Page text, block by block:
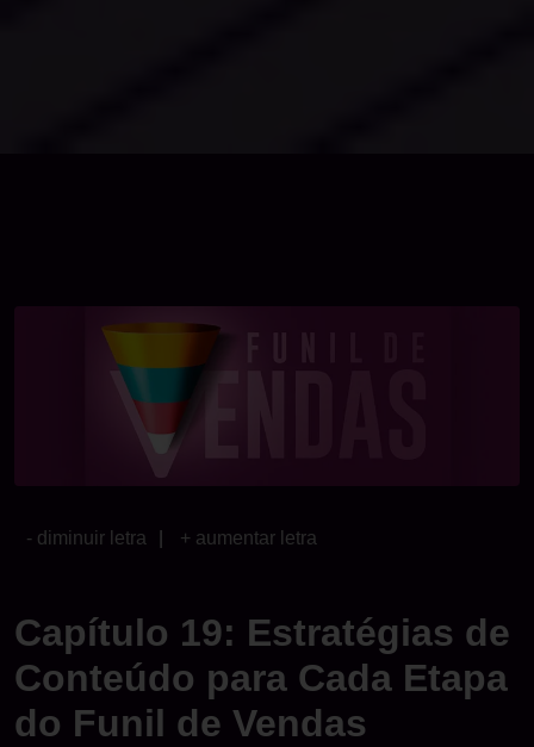
- diminuir letra + aumentar letra
Capítulo 19: Estratégias de
Conteúdo para Cada Etapa
do Funil de Vendas